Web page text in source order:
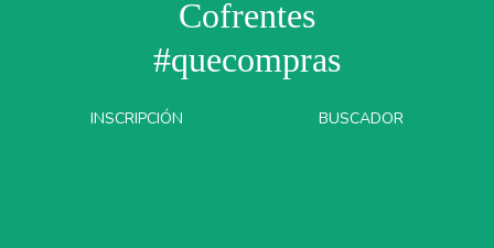
Cofrentes
#quecompras
INSCRIPCIÓN BUSCADOR